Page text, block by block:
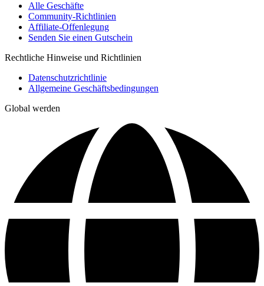
Alle Geschäfte
Community-Richtlinien
Affiliate-Offenlegung
Senden Sie einen Gutschein
Rechtliche Hinweise und Richtlinien
Datenschutzrichtlinie
Allgemeine Geschäftsbedingungen
Global werden